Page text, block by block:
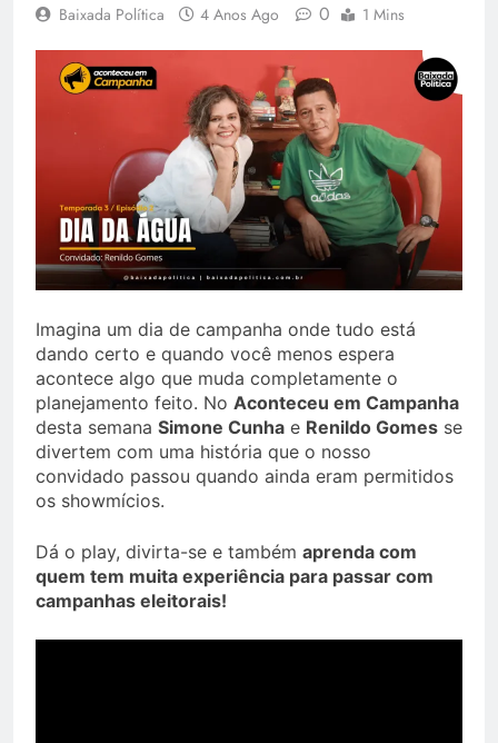
Baixada Política 4 Anos Ago 0 1 Mins
Imagina um dia de campanha onde tudo está
dando certo e quando você menos espera
acontece algo que muda completamente o
planejamento feito. No Aconteceu em Campanha
desta semana Simone Cunha e Renildo Gomes se
divertem com uma história que o nosso
convidado passou quando ainda eram permitidos
os showmícios.
Dá o play, divirta-se e também aprenda com
quem tem muita experiência para passar com
campanhas eleitorais!